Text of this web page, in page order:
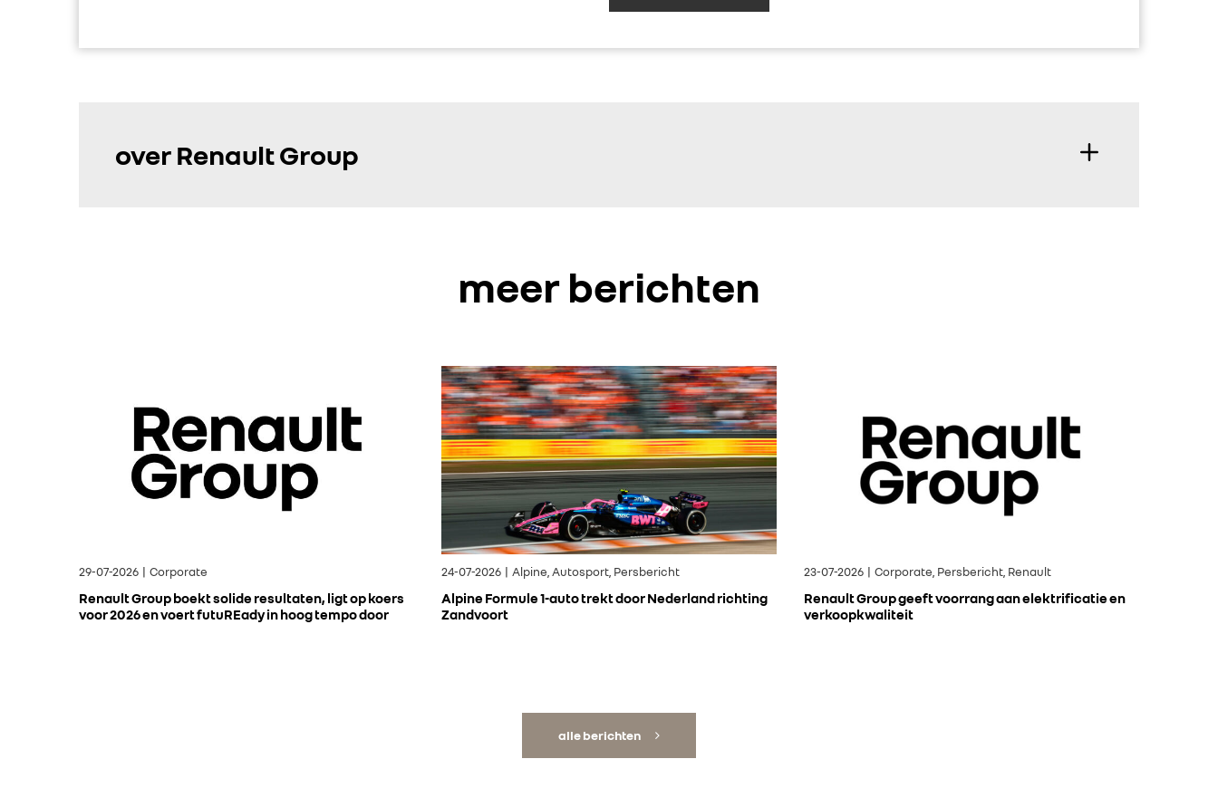
over Renault Group
meer berichten
29-07-2026 | Corporate
Renault Group boekt solide resultaten, ligt op koers
voor 2026 en voert futuREady in hoog tempo door
24-07-2026 | Alpine, Autosport, Persbericht
Alpine Formule 1-auto trekt door Nederland richting
Zandvoort
23-07-2026 | Corporate, Persbericht, Renault
Renault Group geeft voorrang aan elektrificatie en
verkoopkwaliteit
alle berichten